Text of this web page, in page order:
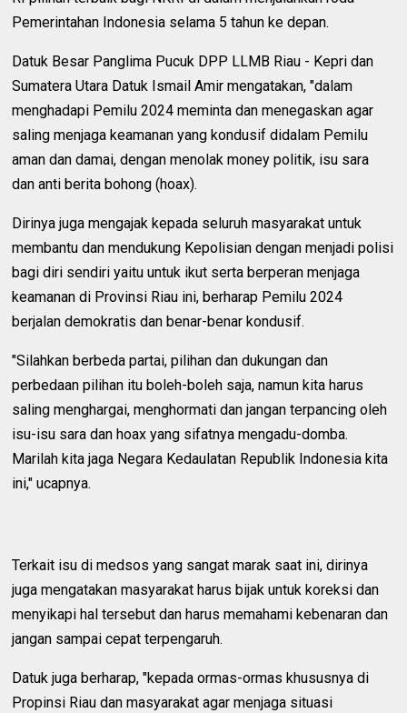
Pemerintahan Indonesia selama 5 tahun ke depan.
Datuk Besar Panglima Pucuk DPP LLMB Riau - Kepri dan
Sumatera Utara Datuk Ismail Amir mengatakan, "dalam
menghadapi Pemilu 2024 meminta dan menegaskan agar
saling menjaga keamanan yang kondusif didalam Pemilu
aman dan damai, dengan menolak money politik, isu sara
dan anti berita bohong (hoax).
Dirinya juga mengajak kepada seluruh masyarakat untuk
membantu dan mendukung Kepolisian dengan menjadi polisi
bagi diri sendiri yaitu untuk ikut serta berperan menjaga
keamanan di Provinsi Riau ini, berharap Pemilu 2024
berjalan demokratis dan benar-benar kondusif.
"Silahkan berbeda partai, pilihan dan dukungan dan
perbedaan pilihan itu boleh-boleh saja, namun kita harus
saling menghargai, menghormati dan jangan terpancing oleh
isu-isu sara dan hoax yang sifatnya mengadu-domba.
Marilah kita jaga Negara Kedaulatan Republik Indonesia kita
ini," ucapnya.
Terkait isu di medsos yang sangat marak saat ini, dirinya
juga mengatakan masyarakat harus bijak untuk koreksi dan
menyikapi hal tersebut dan harus memahami kebenaran dan
jangan sampai cepat terpengaruh.
Datuk juga berharap, "kepada ormas-ormas khususnya di
Propinsi Riau dan masyarakat agar menjaga situasi